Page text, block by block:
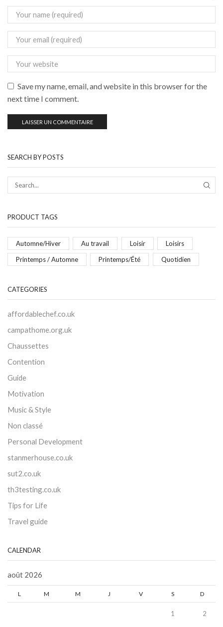
Save my name, email, and website in this browser for the
next time I comment.
SEARCH BY POSTS
PRODUCT TAGS
Automne/Hiver Au travail Loisir Loisirs
Printemps / Automne Printemps/Été Quotidien
CATEGORIES
affordablechef.co.uk
campathome.org.uk
Chaussettes
Contention
Guide
Motivation
Music & Style
Non classé
Personal Development
stanmerhouse.co.uk
sut2.co.uk
th3testing.co.uk
Tips for Life
Travel guide
CALENDAR
août 2026
L M M J V S D
1 2